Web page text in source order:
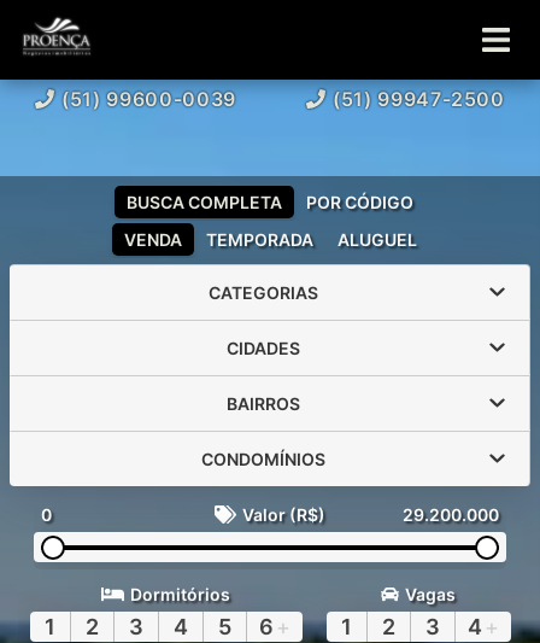
(51) 99600-0039 (51) 99947-2500
VENDA TEMPORADA ALUGUEL
BUSCA COMPLETA POR CÓDIGO
CATEGORIAS
CIDADES
BAIRROS
CONDOMÍNIOS
0 Valor (R$) 29.200.000
Dormitórios
1 2 3 4 5 6 +
Vagas
1 2 3 4 +